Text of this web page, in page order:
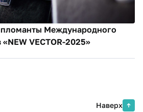
Международного
VECTOR-2025»
Наверх